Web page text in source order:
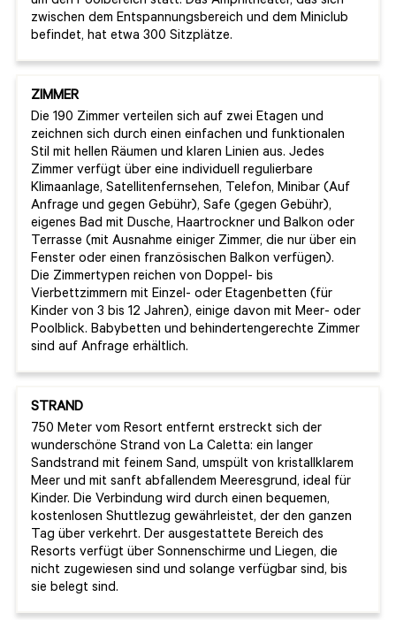
zwischen dem Entspannungsbereich und dem Miniclub
befindet, hat etwa 300 Sitzplätze.
ZIMMER
Die 190 Zimmer verteilen sich auf zwei Etagen und
zeichnen sich durch einen einfachen und funktionalen
Stil mit hellen Räumen und klaren Linien aus. Jedes
Zimmer verfügt über eine individuell regulierbare
Klimaanlage, Satellitenfernsehen, Telefon, Minibar (Auf
Anfrage und gegen Gebühr), Safe (gegen Gebühr),
eigenes Bad mit Dusche, Haartrockner und Balkon oder
Terrasse (mit Ausnahme einiger Zimmer, die nur über ein
Fenster oder einen französischen Balkon verfügen).
Die Zimmertypen reichen von Doppel- bis
Vierbettzimmern mit Einzel- oder Etagenbetten (für
Kinder von 3 bis 12 Jahren), einige davon mit Meer- oder
Poolblick. Babybetten und behindertengerechte Zimmer
sind auf Anfrage erhältlich.
STRAND
750 Meter vom Resort entfernt erstreckt sich der
wunderschöne Strand von La Caletta: ein langer
Sandstrand mit feinem Sand, umspült von kristallklarem
Meer und mit sanft abfallendem Meeresgrund, ideal für
Kinder. Die Verbindung wird durch einen bequemen,
kostenlosen Shuttlezug gewährleistet, der den ganzen
Tag über verkehrt. Der ausgestattete Bereich des
Resorts verfügt über Sonnenschirme und Liegen, die
nicht zugewiesen sind und solange verfügbar sind, bis
sie belegt sind.